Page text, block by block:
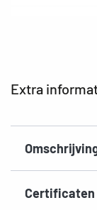
Extra
Certificaten